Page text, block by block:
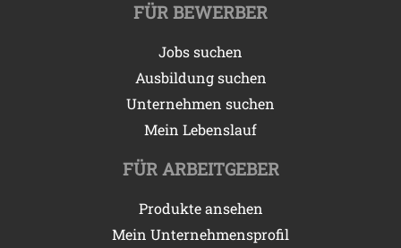
FÜR BEWERBER
Jobs suchen
Ausbildung suchen
Unternehmen suchen
Mein Lebenslauf
FÜR ARBEITGEBER
Produkte ansehen
Mein Unternehmensprofil